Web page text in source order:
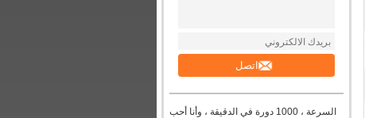
اتصل
السرعة ، 1000 دورة في الدقيقة ، وأنا أحب